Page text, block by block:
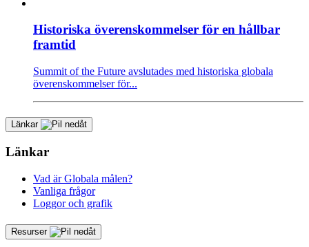
Historiska överenskommelser för en hållbar
framtid
Summit of the Future avslutades med historiska globala
överenskommelser för...
Länkar
Länkar
Vad är Globala målen?
Vanliga frågor
Loggor och grafik
Resurser